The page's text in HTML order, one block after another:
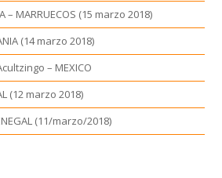
– MARRUECOS (15 marzo 2018)
(14 marzo 2018)
– MEXICO
(12 marzo 2018)
(11/marzo/2018)